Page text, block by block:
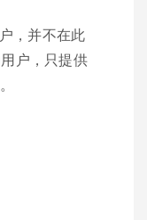
，并不在此
户，只提供